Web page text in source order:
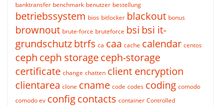
banktransfer benchmark benutzer bestellung
betriebssystem bios bitlocker blackout bonus
brownout brute-force bruteforce bsi bsi it-
grundschutzbtrfs ca caa cache calendar centos
ceph ceph storageceph-storage
certificate change chatten client encryption
clientarea clone cname code codes coding comodo
comodo ev configcontacts container Controlled